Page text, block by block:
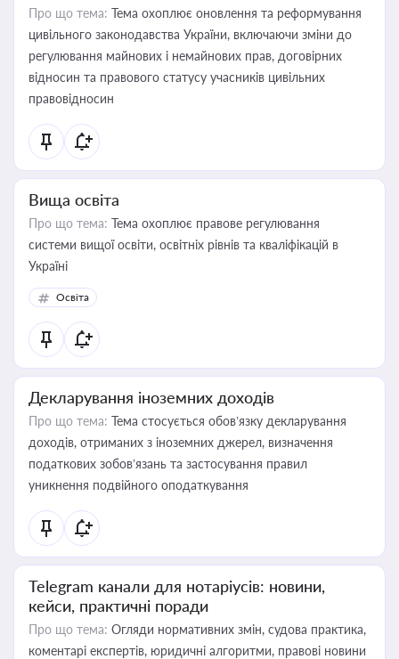
Про що тема: Тема охоплює оновлення та реформування
цивільного законодавства України, включаючи зміни до
регулювання майнових і немайнових прав, договірних
відносин та правового статусу учасників цивільних
правовідносин
Вища освіта
Про що тема: Тема охоплює правове регулювання
системи вищої освіти, освітніх рівнів та кваліфікацій в
Україні
Освіта
Декларування іноземних доходів
Про що тема: Тема стосується обов’язку декларування
доходів, отриманих з іноземних джерел, визначення
податкових зобов’язань та застосування правил
уникнення подвійного оподаткування
Telegram канали для нотаріусів: новини,
кейси, практичні поради
Про що тема: Огляди нормативних змін, судова практика,
коментарі експертів, юридичні алгоритми, правові новини